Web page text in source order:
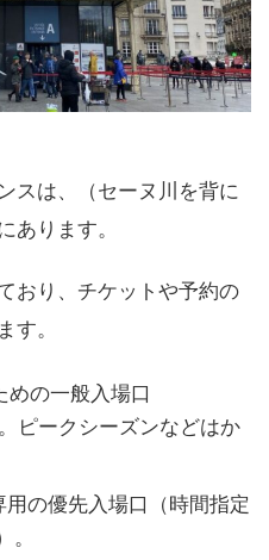
スは、（セーヌ川を背に
あります。
おり、チケットや予約の
す。
めの一般入場口
ピークシーズンなどはか
の優先入場口（時間指定